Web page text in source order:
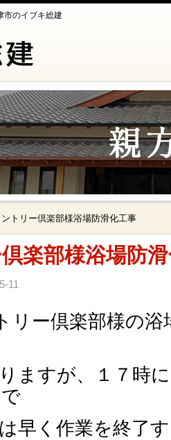
市のイブキ総建
トリー倶楽部様浴場防滑化工事
楽部様浴場防
11
リー倶楽部様の浴
ますが、１７時
早く作業を終了